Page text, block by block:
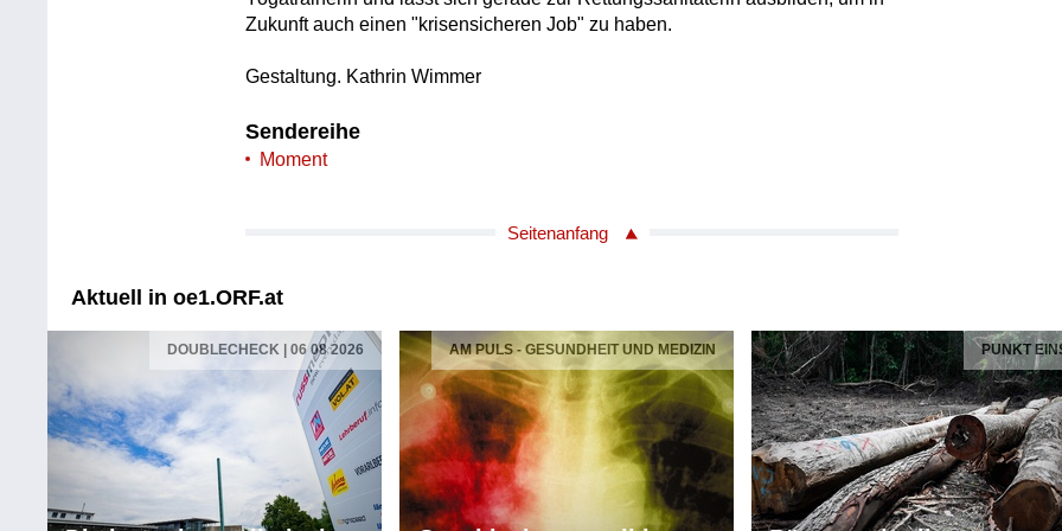
Zukunft auch einen "krisensicheren Job" zu haben.
Gestaltung. Kathrin Wimmer
Sendereihe
Moment
Seitenanfang
Aktuell in oe1.ORF.at
DOUBLECHECK | 06 08 2026 AM PULS - GESUNDHEIT UND MEDIZIN PUNKT